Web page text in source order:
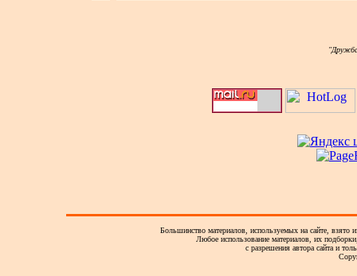
Большинство материалов, используемых на сайте, взято
Любое использование материалов, их
с разрешения автора сайта и